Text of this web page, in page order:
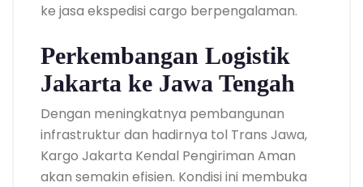
ke jasa ekspedisi cargo berpengalaman.
Perkembangan Logistik
Jakarta ke Jawa Tengah
Dengan meningkatnya pembangunan
infrastruktur dan hadirnya tol Trans Jawa,
Kargo Jakarta Kendal Pengiriman Aman
akan semakin efisien. Kondisi ini membuka